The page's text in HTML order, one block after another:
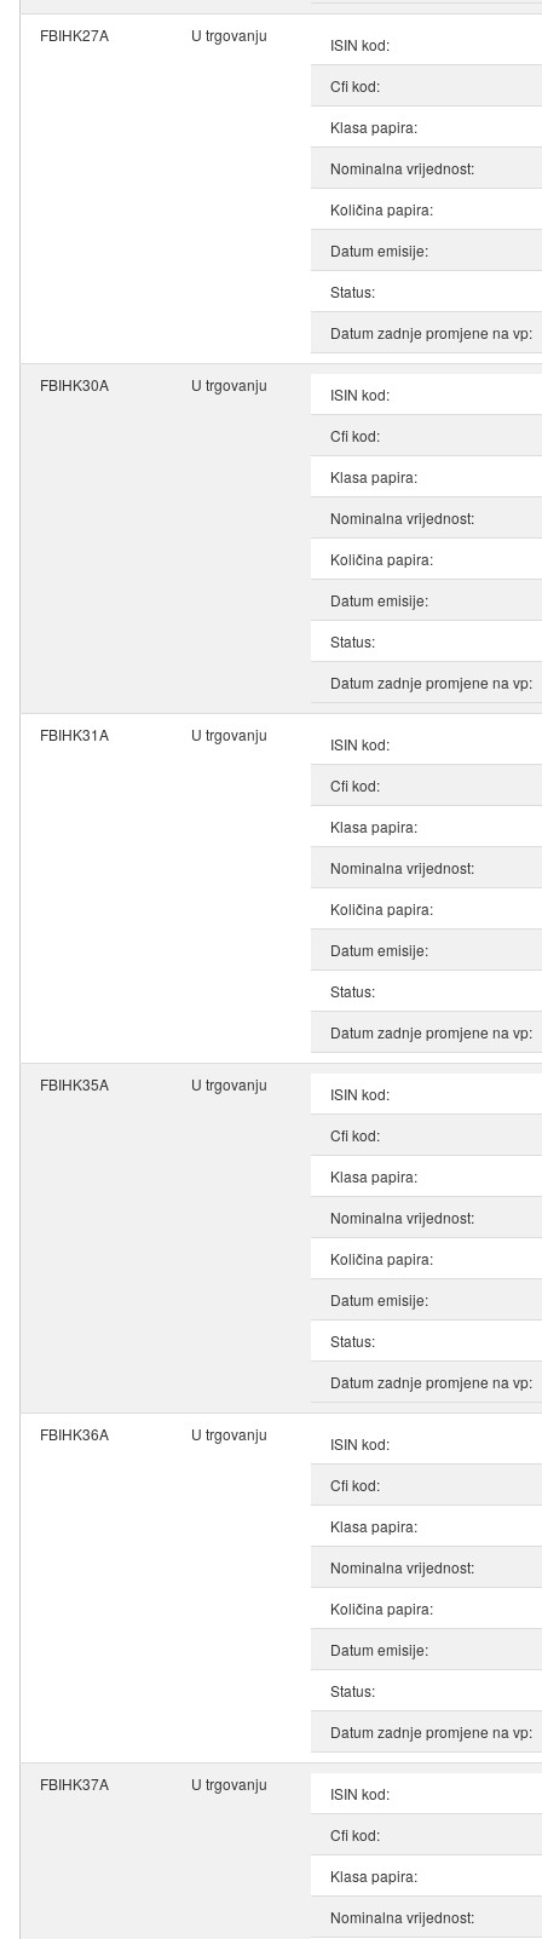
FBIHK27A U trgovanju
ISIN kod:
Cfi kod:
Klasa papira:
Nominalna vrijednost:
Količina papira:
Datum emisije:
Status:
Datum zadnje promjene na vp:
FBIHK30A U trgovanju
ISIN kod:
Cfi kod:
Klasa papira:
Nominalna vrijednost:
Količina papira:
Datum emisije:
Status:
Datum zadnje promjene na vp:
FBIHK31A U trgovanju
ISIN kod:
Cfi kod:
Klasa papira:
Nominalna vrijednost:
Količina papira:
Datum emisije:
Status:
Datum zadnje promjene na vp:
FBIHK35A U trgovanju
ISIN kod:
Cfi kod:
Klasa papira:
Nominalna vrijednost:
Količina papira:
Datum emisije:
Status:
Datum zadnje promjene na vp:
FBIHK36A U trgovanju
ISIN kod:
Cfi kod:
Klasa papira:
Nominalna vrijednost:
Količina papira:
Datum emisije:
Status:
Datum zadnje promjene na vp:
FBIHK37A U trgovanju
ISIN kod:
Cfi kod:
Klasa papira:
Nominalna vrijednost: